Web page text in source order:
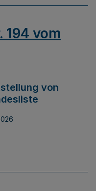
194 vom
von